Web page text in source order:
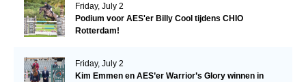
Friday, July 2
Podium voor AES'er Billy Cool tijdens CHIO
Rotterdam!
Friday, July 2
Kim Emmen en AES’er Warrior’s Glory winnen in